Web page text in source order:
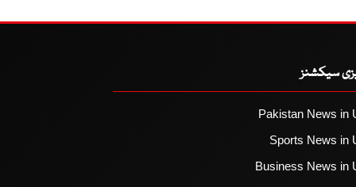
سیکشنز
Pakistan News in
Sports News in
Business News in